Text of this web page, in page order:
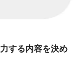
する内容を決め